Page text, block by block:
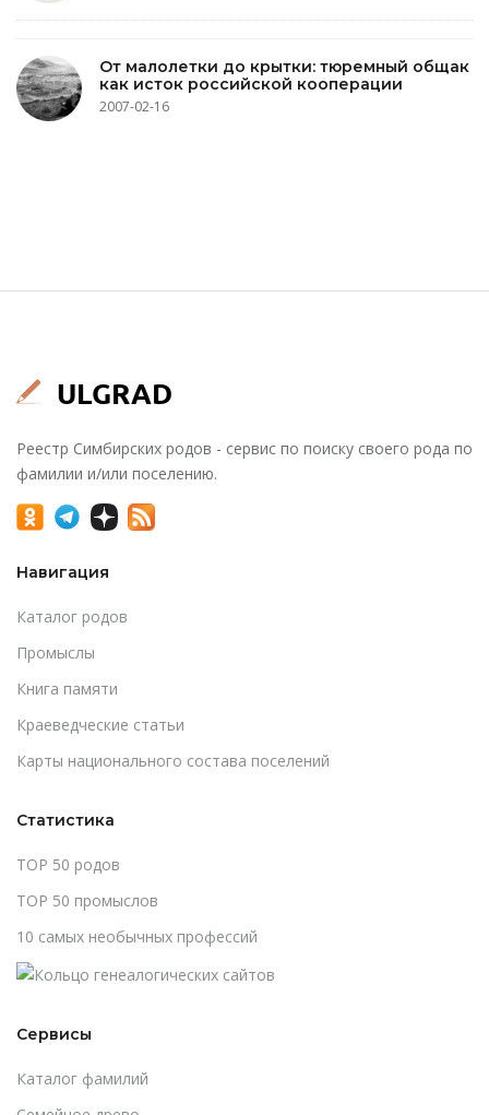
От малолетки до крытки: тюремный общак
как исток российской кооперации
2007-02-16
Реестр Симбирских родов - сервис по поиску своего рода по
фамилии и/или поселению.
Навигация
Каталог родов
Промыслы
Книга памяти
Краеведческие статьи
Карты национального состава поселений
Статистика
TOP 50 родов
TOP 50 промыслов
10 самых необычных профессий
Сервисы
Каталог фамилий